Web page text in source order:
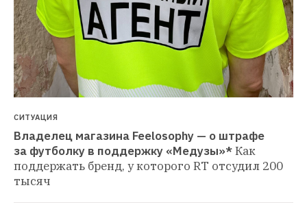
СИТУАЦИЯ
Владелец магазина Feelosophy — о штрафе
за футболку в поддержку «Медузы»*Как
поддержать бренд, у которого RT отсудил 200
тысяч